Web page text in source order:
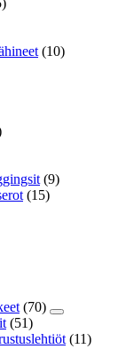
(10)
(9)
(15)
(70)
(51)
(11)